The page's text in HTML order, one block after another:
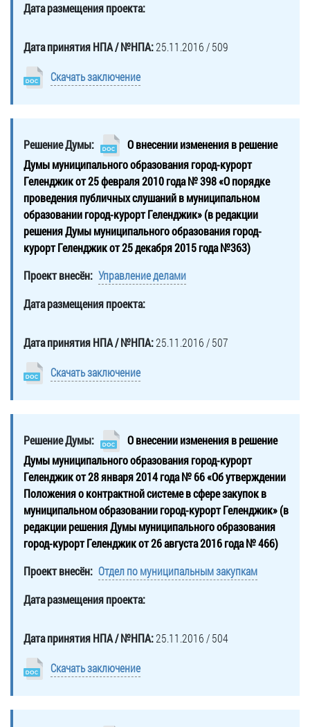
Дата размещения проекта:
Дата принятия НПА / №НПА:25.11.2016 / 509
Скачать заключение
Решение Думы:
О внесении изменения в решение
Думы муниципального образования город-курорт
Геленджик от 25 февраля 2010 года № 398 «О порядке
проведения публичных слушаний в муниципальном
образовании город-курорт Геленджик» (в редакции
решения Думы муниципального образования город-
курорт Геленджик от 25 декабря 2015 года №363)
Проект внесён: Управление делами
Дата размещения проекта:
Дата принятия НПА / №НПА:25.11.2016 / 507
Скачать заключение
Решение Думы:
О внесении изменения в решение
Думы муниципального образования город-курорт
Геленджик от 28 января 2014 года № 66 «Об утверждении
Положения о контрактной системе в сфере закупок в
муниципальном образовании город-курорт Геленджик» (в
редакции решения Думы муниципального образования
город-курорт Геленджик от 26 августа 2016 года № 466)
Проект внесён: Отдел по муниципальным закупкам
Дата размещения проекта:
Дата принятия НПА / №НПА:25.11.2016 / 504
Скачать заключение